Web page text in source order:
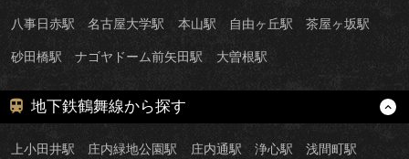
八事日赤駅 名古屋大学駅 本山駅 自由ヶ丘駅 茶屋ヶ坂駅
砂田橋駅 ナゴヤドーム前矢田駅 大曽根駅
地下鉄鶴舞線から探す
上小田井駅 庄内緑地公園駅 庄内通駅 浄心駅 浅間町駅